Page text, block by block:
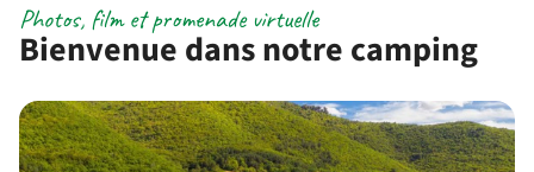
Bienvenue dans notre camping
Photos, film et promenade virtuelle